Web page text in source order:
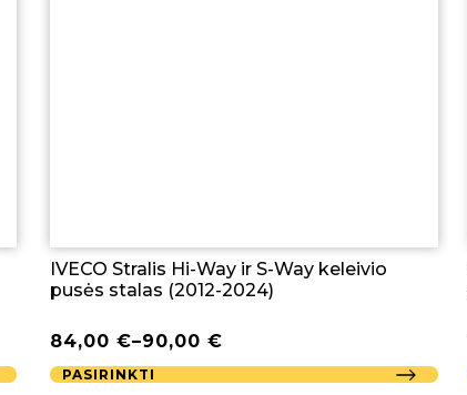
IVECO Stralis Hi-Way ir S-Way keleivio
pusės stalas (2012-2024)
84,00€–90,00€
PASIRINKTI